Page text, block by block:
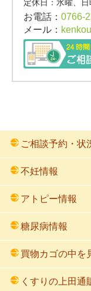
定休日：水曜、日
お電話： 0766-
メール：
ご相談予約・状
不妊情報
アトピー情報
糖尿病情報
買物カゴの中を
くすりの上田通